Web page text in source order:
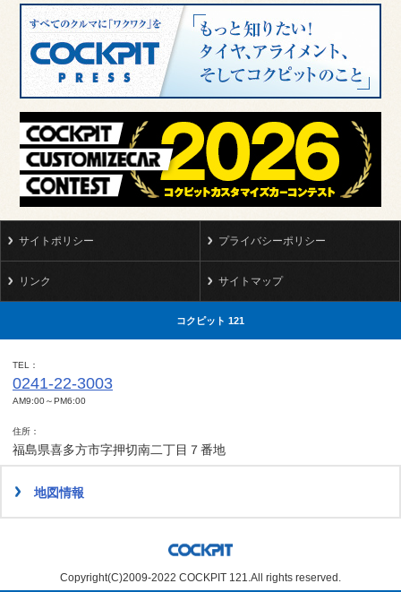
サイトポリシー プライバシーポリシー
リンク サイトマップ
コクピット 121
TEL
0241-22-3003
AM9:00～PM6:00
住所
福島県喜多方市字押切南二丁目７番地
地図情報
Copyright(C)2009-2022 COCKPIT 121.All rights reserved.